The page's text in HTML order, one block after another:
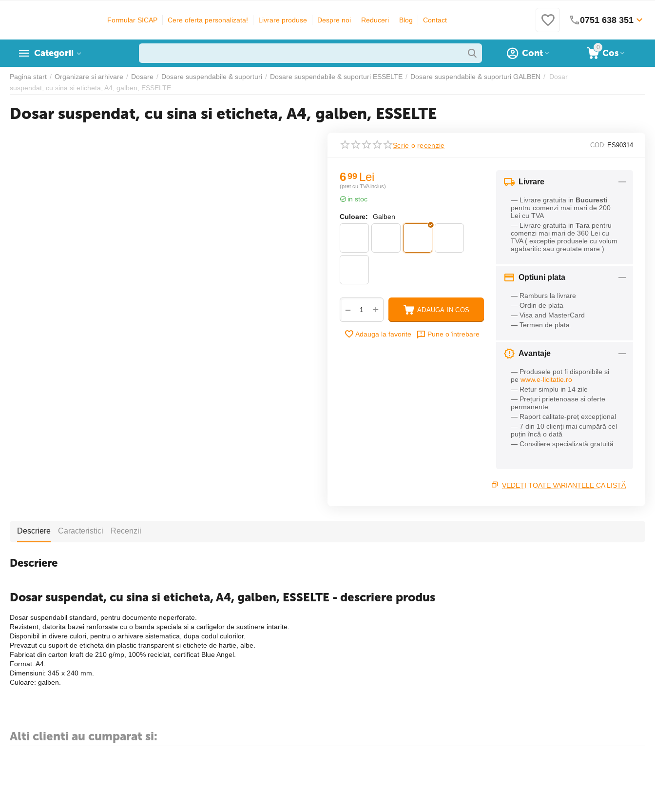
Formular SICAP Cere oferta personalizata! Livrare produse Despre noi Reduceri Blog Contact 0751 638 351
Categorii
0
Cos
Cont
Pagina start / Organizare si arhivare / Dosare / Dosare suspendabile & suporturi / Dosare suspendabile & suporturi ESSELTE / Dosare suspendabile & suporturi GALBEN / Dosar
suspendat, cu sina si eticheta, A4, galben, ESSELTE
Dosar suspendat, cu sina si eticheta, A4, galben, ESSELTE
Scrie o recenzie COD: ES90314
699 Lei
(pret cu TVA inclus)
in stoc
Culoare: Galben
+
− ADAUGA IN COS
Adauga la favorite Pune o întrebare
Livrare
— Livrare gratuita in Bucuresti
pentru comenzi mai mari de 200
Lei cu TVA
— Livrare gratuita in Tara pentru
comenzi mai mari de 360 Lei cu
TVA ( exceptie produsele cu volum
agabaritic sau greutate mare )
Optiuni plata
— Ramburs la livrare
— Ordin de plata
— Visa and MasterCard
— Termen de plata.
Avantaje
— Produsele pot fi disponibile si
pe www.e-licitatie.ro
— Retur simplu in 14 zile
— Prețuri prietenoase si oferte
permanente
— Raport calitate-preț excepțional
— 7 din 10 clienți mai cumpără cel
puțin încă o dată
— Consiliere specializată gratuită
VEDEȚI TOATE VARIANTELE CA LISTĂ
Descriere Caracteristici Recenzii
Descriere
Dosar suspendat, cu sina si eticheta, A4, galben, ESSELTE - descriere produs
Dosar suspendabil standard, pentru documente neperforate.
Rezistent, datorita bazei ranforsate cu o banda speciala si a carligelor de sustinere intarite.
Disponibil in divere culori, pentru o arhivare sistematica, dupa codul culorilor.
Prevazut cu suport de eticheta din plastic transparent si etichete de hartie, albe.
Fabricat din carton kraft de 210 g/mp, 100% reciclat, certificat Blue Angel.
Format: A4.
Dimensiuni: 345 x 240 mm.
Culoare: galben.
Alti clienti au cumparat si: